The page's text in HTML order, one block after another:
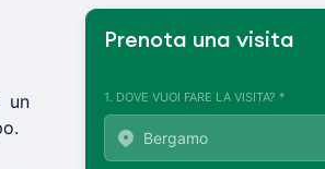
un
Prenota una visita
1. DOVE VUOI FARE LA VISITA? *